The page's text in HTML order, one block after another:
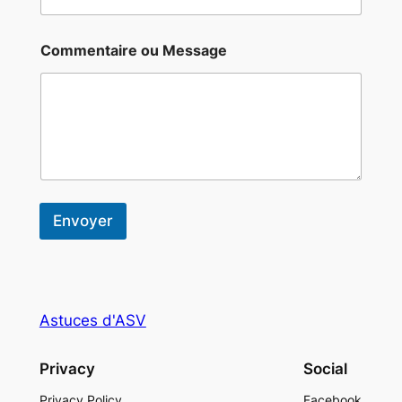
Commentaire ou Message
Envoyer
Astuces d'ASV
Privacy Social